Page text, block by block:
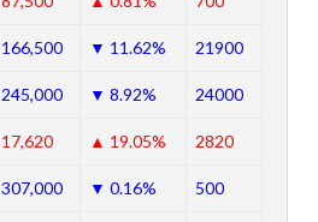
166,500 ▼ 11.62% 21900
245,000 ▼ 8.92% 24000
17,620 ▲ 19.05% 2820
307,000 ▼ 0.16% 500